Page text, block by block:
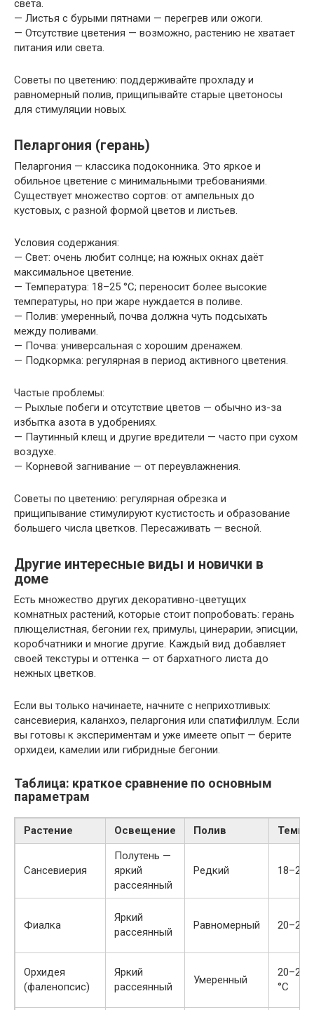
света.
— Листья с бурыми пятнами — перегрев или ожоги.
— Отсутствие цветения — возможно, растению не хватает
питания или света.
Советы по цветению: поддерживайте прохладу и
равномерный полив, прищипывайте старые цветоносы
для стимуляции новых.
Пеларгония (герань)
Пеларгония — классика подоконника. Это яркое и
обильное цветение с минимальными требованиями.
Существует множество сортов: от ампельных до
кустовых, с разной формой цветов и листьев.
Условия содержания:
— Свет: очень любит солнце; на южных окнах даёт
максимальное цветение.
— Температура: 18–25 °C; переносит более высокие
температуры, но при жаре нуждается в поливе.
— Полив: умеренный, почва должна чуть подсыхать
между поливами.
— Почва: универсальная с хорошим дренажем.
— Подкормка: регулярная в период активного цветения.
Частые проблемы:
— Рыхлые побеги и отсутствие цветов — обычно из-за
избытка азота в удобрениях.
— Паутинный клещ и другие вредители — часто при сухом
воздухе.
— Корневой загнивание — от переувлажнения.
Советы по цветению: регулярная обрезка и
прищипывание стимулируют кустистость и образование
большего числа цветков. Пересаживать — весной.
Другие интересные виды и новички в
доме
Есть множество других декоративно-цветущих
комнатных растений, которые стоит попробовать: герань
плющелистная, бегонии rex, примулы, цинерарии, эписции,
коробчатники и многие другие. Каждый вид добавляет
своей текстуры и оттенка — от бархатного листа до
нежных цветков.
Если вы только начинаете, начните с неприхотливых:
сансевиерия, каланхоэ, пеларгония или спатифиллум. Если
вы готовы к экспериментам и уже имеете опыт — берите
орхидеи, камелии или гибридные бегонии.
Таблица: краткое сравнение по основным
параметрам
Растение Освещение Полив
Сансевиерия
Полутень —
яркий
рассеянный
Редкий 18–26
Фиалка
Яркий
рассеянный
Равномерный 20–24
Орхидея
(фаленопсис)
Яркий
рассеянный
Умеренный
20–27
°C